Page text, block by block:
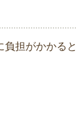
負担がかかると